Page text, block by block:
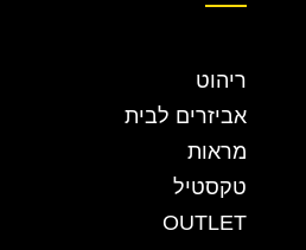
ריהוט
אביזרים לבית
מראות
טקסטיל
OUTLET